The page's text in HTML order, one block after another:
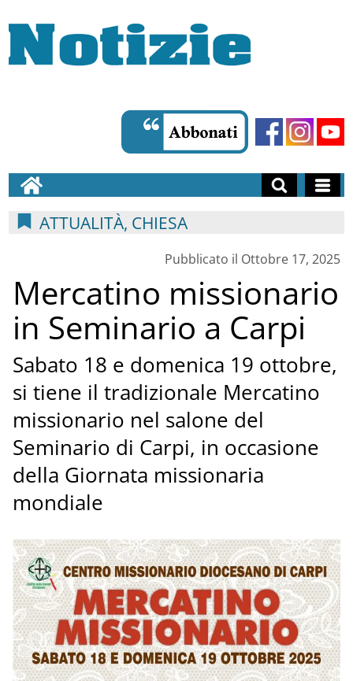
ATTUALITÀ, CHIESA
Pubblicato il Ottobre 17, 2025
Mercatino missionario
in Seminario a Carpi
Sabato 18 e domenica 19 ottobre,
si tiene il tradizionale Mercatino
missionario nel salone del
Seminario di Carpi, in occasione
della Giornata missionaria
mondiale